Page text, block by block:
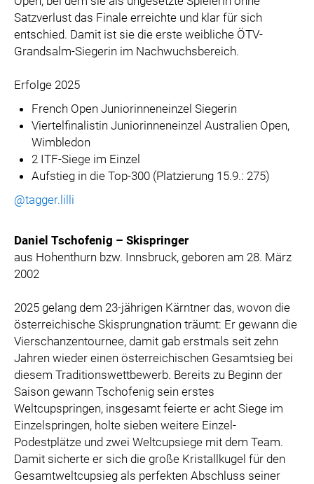
Satzverlust das Finale erreichte und klar für sich
entschied. Damit ist sie die erste weibliche ÖTV-
Grandsalm-Siegerin im Nachwuchsbereich.
Erfolge 2025
French Open Juniorinneneinzel Siegerin
Viertelfinalistin Juniorinneneinzel Australien Open,
Wimbledon
2 ITF-Siege im Einzel
Aufstieg in die Top-300 (Platzierung 15.9.: 275)
@tagger.lilli
Daniel Tschofenig – Skispringer
aus Hohenthurn bzw. Innsbruck, geboren am 28. März
2002
2025 gelang dem 23-jährigen Kärntner das, wovon die
österreichische Skisprungnation träumt: Er gewann die
Vierschanzentournee, damit gab erstmals seit zehn
Jahren wieder einen österreichischen Gesamtsieg bei
diesem Traditionswettbewerb. Bereits zu Beginn der
Saison gewann Tschofenig sein erstes
Weltcupspringen, insgesamt feierte er acht Siege im
Einzelspringen, holte sieben weitere Einzel-
Podestplätze und zwei Weltcupsiege mit dem Team.
Damit sicherte er sich die große Kristallkugel für den
Gesamtweltcupsieg als perfekten Abschluss seiner